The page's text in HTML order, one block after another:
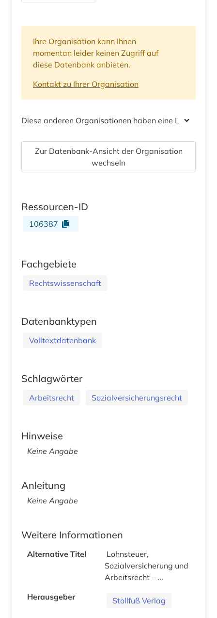
Ihre Organisation kann Ihnen
momentan leider keinen Zugriff auf
diese Datenbank anbieten.
Kontakt zu Ihrer Organisation
Diese anderen Organisationen haben eine Lizenz
Zur Datenbank-Ansicht der Organisation
wechseln
Ressourcen-ID
106387
Fachgebiete
Rechtswissenschaft
Datenbanktypen
Volltextdatenbank
Schlagwörter
Arbeitsrecht Sozialversicherungsrecht
Hinweise
Keine Angabe
Anleitung
Keine Angabe
Weitere Informationen
Alternative Titel
Lohnsteuer,
Sozialversicherung und
Arbeitsrecht – ...
Herausgeber
Stollfuß Verlag